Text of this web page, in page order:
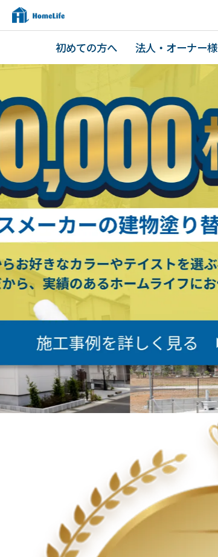
初めての方へ 法人・オーナー様